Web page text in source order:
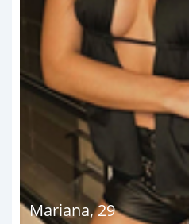
Mariana,29